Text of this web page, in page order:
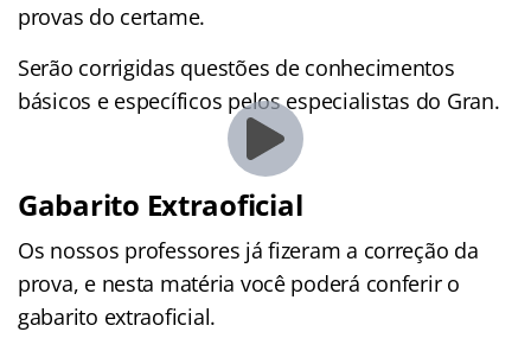
provas do certame.
Serão corrigidas questões de conhecimentos
básicos e específicos pelos especialistas do Gran.
Gabarito Extraoficial
Os nossos professores já fizeram a correção da
prova, e nesta matéria você poderá conferir o
gabarito extraoficial.